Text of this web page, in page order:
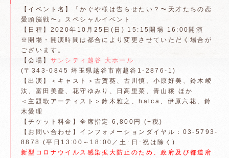
【イベント名】『かぐや様は告らせたい？〜天才たちの恋
愛頭脳戦〜』スペシャルイベント
【日程】2020年10月25日(日) 15:15開場 16:00開演
※開場・開演時間は都合により変更させていただく場合が
ございます。
【会場】 サンシティ越谷 大ホール
(〒343-0845 埼玉県越谷市南越谷1-2876-1)
【出演】＜キャスト＞古賀葵、古川慎、小原好美、鈴木崚
汰、富田美憂、花守ゆみり、日高里菜、青山穣 ほか
＜主題歌アーティスト＞鈴木雅之、halca、伊原六花、鈴
木愛理
【チケット料金】全席指定 6,800円 (+税)
【お問い合わせ】インフォメーションダイヤル：03-5793-
8878 (平日13:00～18:00／土･日･祝は除く)
新型コロナウイルス感染拡大防止のため、政府及び都道府